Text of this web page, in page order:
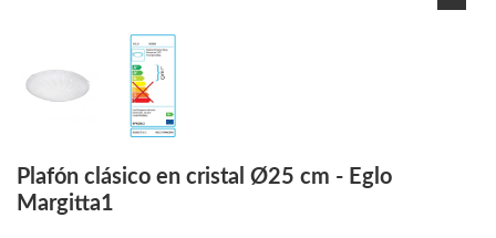
Plafón clásico en cristal Ø25 cm - Eglo
Margitta1